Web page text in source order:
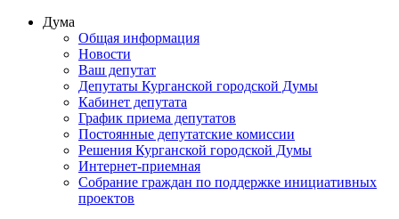
Дума
Общая информация
Новости
Ваш депутат
Депутаты Курганской городской Думы
Кабинет депутата
График приема депутатов
Постоянные депутатские комиссии
Решения Курганской городской Думы
Интернет-приемная
Собрание граждан по поддержке инициативных
проектов